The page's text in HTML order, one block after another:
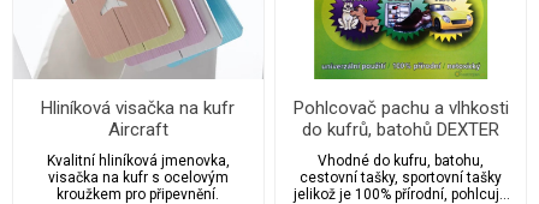
Hliníková visačka na kufr
Aircraft
Kvalitní hliníková jmenovka,
visačka na kufr s ocelovým
kroužkem pro připevnění.
Pohlcovač pachu a vlhkosti
do kufrů, batohů DEXTER
2ks/2x10g
Vhodné do kufru, batohu,
cestovní tašky, sportovní tašky
jelikož je 100% přírodní, pohlcuje